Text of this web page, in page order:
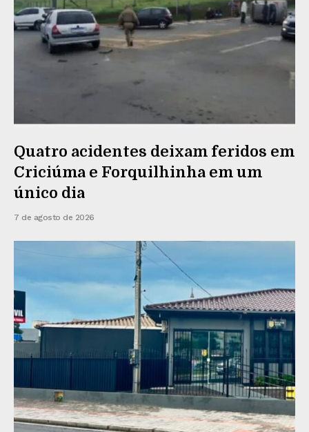
Quatro acidentes deixam feridos em
Criciúma e Forquilhinha em um
único dia
7 de agosto de 2026